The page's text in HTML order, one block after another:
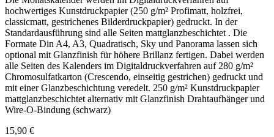
hochwertiges Kunstdruckpapier (250 g/m² Profimatt, holzfrei,
classicmatt, gestrichenes Bilderdruckpapier) gedruckt. In der
Standardausführung sind alle Seiten mattglanzbeschichtet . Die
Formate Din A4, A3, Quadratisch, Sky und Panorama lassen sich
optional mit Glanzfinish für höhere Brillanz fertigen. Dabei werden
alle Seiten des Kalenders im Digitaldruckverfahren auf 280 g/m²
Chromosulfatkarton (Crescendo, einseitig gestrichen) gedruckt und
mit einer Glanzbeschichtung veredelt. 250 g/m² Kunstdruckpapier
mattglanzbeschichtet alternativ mit Glanzfinish Drahtaufhänger und
Wire-O-Bindung (schwarz)
15,90 €